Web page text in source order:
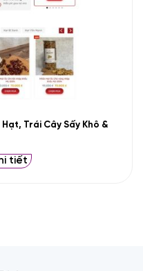
Trái Cây Sấy Khô &
tiết